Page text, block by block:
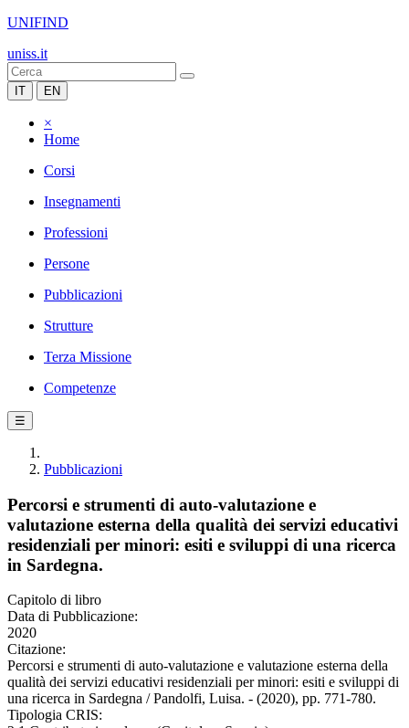
UNIFIND
uniss.it
IT EN
×
Home
Corsi
Insegnamenti
Professioni
Persone
Pubblicazioni
Strutture
Terza Missione
Competenze
☰
Pubblicazioni
Percorsi e strumenti di auto-valutazione e
valutazione esterna della qualità dei servizi educativi
residenziali per minori: esiti e sviluppi di una ricerca
in Sardegna.
Capitolo di libro
Data di Pubblicazione:
2020
Citazione:
Percorsi e strumenti di auto-valutazione e valutazione esterna della
qualità dei servizi educativi residenziali per minori: esiti e sviluppi di
una ricerca in Sardegna / Pandolfi, Luisa. - (2020), pp. 771-780.
Tipologia CRIS: